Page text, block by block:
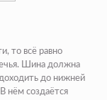
то всё равно
Шина должна
до нижней
нём создаётся